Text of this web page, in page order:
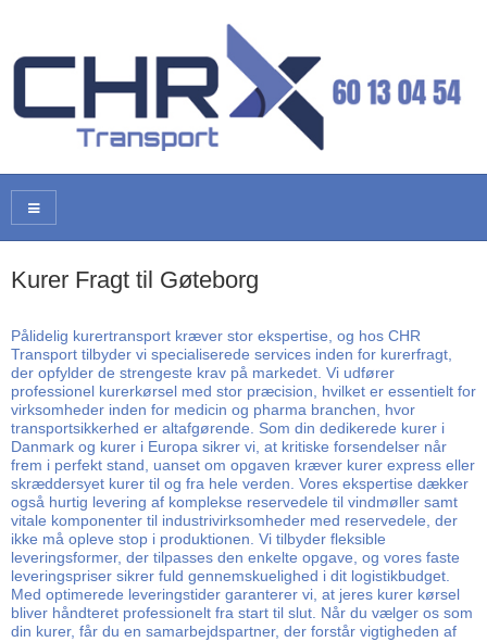
Kurer Fragt til Gøteborg
Pålidelig kurertransport kræver stor ekspertise, og hos CHR
Transport tilbyder vi specialiserede services inden for kurerfragt,
der opfylder de strengeste krav på markedet. Vi udfører
professionel kurerkørsel med stor præcision, hvilket er essentielt for
virksomheder inden for medicin og pharma branchen, hvor
transportsikkerhed er altafgørende. Som din dedikerede kurer i
Danmark og kurer i Europa sikrer vi, at kritiske forsendelser når
frem i perfekt stand, uanset om opgaven kræver kurer express eller
skræddersyet kurer til og fra hele verden. Vores ekspertise dækker
også hurtig levering af komplekse reservedele til vindmøller samt
vitale komponenter til industrivirksomheder med reservedele, der
ikke må opleve stop i produktionen. Vi tilbyder fleksible
leveringsformer, der tilpasses den enkelte opgave, og vores faste
leveringspriser sikrer fuld gennemskuelighed i dit logistikbudget.
Med optimerede leveringstider garanterer vi, at jeres kurer kørsel
bliver håndteret professionelt fra start til slut. Når du vælger os som
din kurer, får du en samarbejdspartner, der forstår vigtigheden af